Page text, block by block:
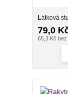
Látková
79,0
65,3 Kčbez